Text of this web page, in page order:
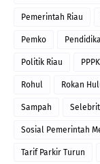
Pemerintah Riau
Pemko
Politik Riau PPPK
Rohul Rokan
Sampah
Sosial Pemerintah
Tarif Parkir Turun